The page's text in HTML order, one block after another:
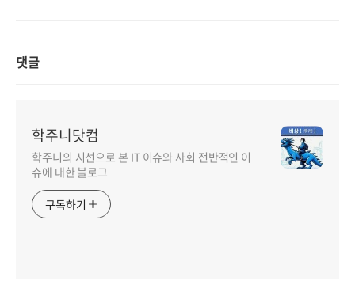
댓글
학주니닷컴
학주니의 시선으로 본 IT 이슈와 사회 전반적인 이
슈에 대한 블로그
구독하기